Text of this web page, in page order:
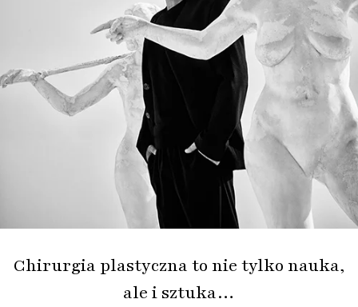
Chirurgia plastyczna to nie tylko nauka,
ale i sztuka…